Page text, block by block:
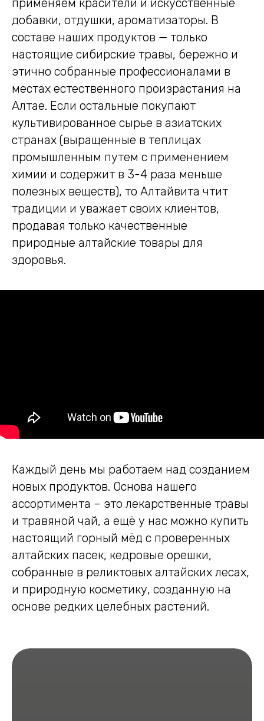
применяем красители и искусственные
добавки, отдушки, ароматизаторы. В
составе наших продуктов — только
настоящие сибирские травы, бережно и
этично собранные профессионалами в
местах естественного произрастания на
Алтае. Если остальные покупают
культивированное сырье в азиатских
странах (выращенные в теплицах
промышленным путем с применением
химии и содержит в 3-4 раза меньше
полезных веществ), то Алтайвита чтит
традиции и уважает своих клиентов,
продавая только качественные
природные алтайские товары для
здоровья.
Каждый день мы работаем над созданием
новых продуктов. Основа нашего
ассортимента – это лекарственные травы
и травяной чай, а ещё у нас можно купить
настоящий горный мёд с проверенных
алтайских пасек, кедровые орешки,
собранные в реликтовых алтайских лесах,
и природную косметику, созданную на
основе редких целебных растений.